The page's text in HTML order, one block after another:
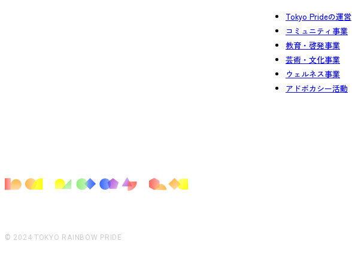
Tokyo Prideの運営
コミュニティ事業
教育・啓発事業
芸術・文化事業
ウェルネス事業
アドボカシー活動
© 2024 TOKYO RAINBOW PRIDE